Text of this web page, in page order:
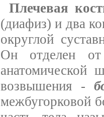
Плечевая
(диафиз) и два
округлой
Он отделен
анатомической
возвышения -
межбугорковой